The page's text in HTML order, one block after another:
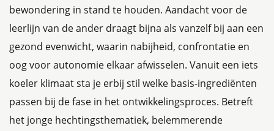
bewondering in stand te houden. Aandacht voor de
leerlijn van de ander draagt bijna als vanzelf bij aan een
gezond evenwicht, waarin nabijheid, confrontatie en
oog voor autonomie elkaar afwisselen. Vanuit een iets
koeler klimaat sta je erbij stil welke basis-ingrediënten
passen bij de fase in het ontwikkelingsproces. Betreft
het jonge hechtingsthematiek, belemmerende